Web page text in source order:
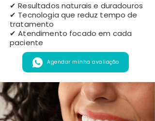
✔ Resultados naturais e duradouros
✔ Tecnologia que reduz tempo de
tratamento
✔ Atendimento focado em cada
paciente
Agendar minha avaliação